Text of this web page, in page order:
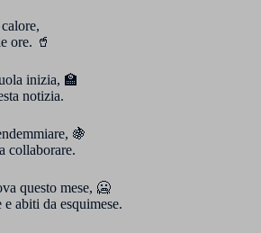
ore. 🥤
inizia, 🏫
notizia.
🍇
collaborare.
questo mese, 🥶
abiti da esquimese.